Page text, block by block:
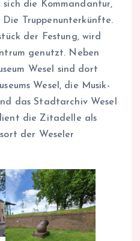
die Kommandantur,
Truppenunterkünfte.
der Festung, wird
genutzt. Neben
Wesel sind dort
Wesel, die Musik-
das Stadtarchiv Wesel
die Zitadelle als
der Weseler